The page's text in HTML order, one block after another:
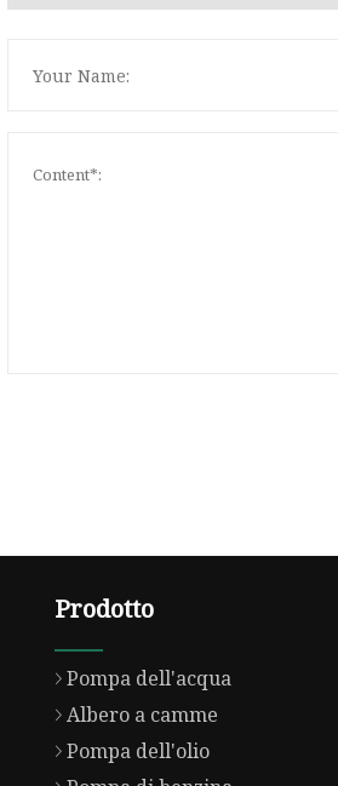
Prodotto
Pompa dell'acqua
Albero a camme
Pompa dell'olio